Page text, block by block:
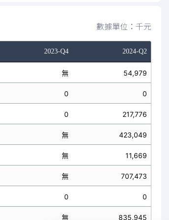
數據單位：千元
2023-Q4 2024-Q2
無 54,979
0 0
0 217,776
無 423,049
無 11,669
無 707,473
0 0
無 835,945